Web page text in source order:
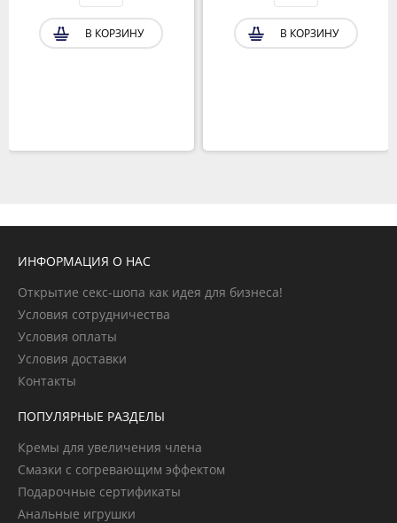
В КОРЗИНУ В КОРЗИНУ
ИНФОРМАЦИЯ О НАС
Открытие секс-шопа как идея для бизнеса!
Условия сотрудничества
Условия оплаты
Условия доставки
Контакты
ПОПУЛЯРНЫЕ РАЗДЕЛЫ
Кремы для увеличения члена
Смазки с согревающим эффектом
Подарочные сертификаты
Анальные игрушки